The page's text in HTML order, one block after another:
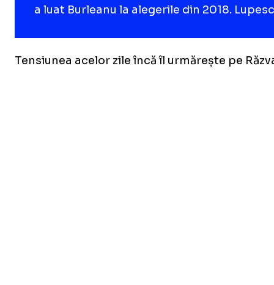
a luat Burleanu la alegerile din 2018.
Tensiunea acelor zile încă îl urmărește pe